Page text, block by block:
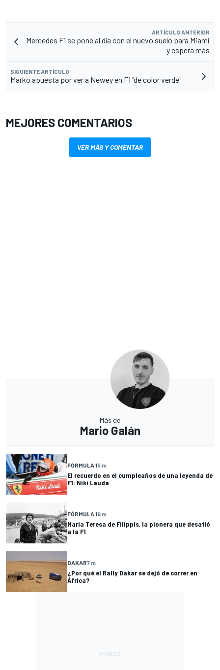
ARTÍCULO ANTERIOR
Mercedes F1 se pone al día con el nuevo suelo para Miami
y espera más
SIGUIENTE ARTÍCULO
Marko apuesta por ver a Newey en F1 "de color verde"
MEJORES COMENTARIOS
VER MÁS Y COMENTAR
Más de
Mario Galán
FÓRMULA 15 m
El recuerdo en el cumpleaños de una leyenda de
F1: Niki Lauda
FÓRMULA 16 m
Maria Teresa de Filippis, la pionera que desafió
a la F1
DAKAR7 m
¿Por qué el Rally Dakar se dejó de correr en
África?